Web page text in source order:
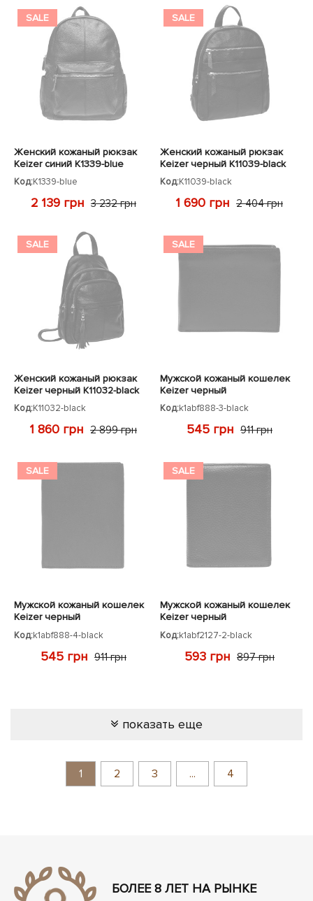
SALE
Женский кожаный рюкзак
Keizer синий K1339-blue
Код:K1339-blue
2 139 грн 3 232 грн
SALE
Женский кожаный рюкзак
Keizer черный K11039-black
Код:K11039-black
1 690 грн 2 404 грн
SALE
Женский кожаный рюкзак
Keizer черный K11032-black
Код:K11032-black
1 860 грн 2 899 грн
SALE
Мужской кожаный кошелек
Keizer черный
Код:k1abf888-3-black
545 грн 911 грн
SALE
Мужской кожаный кошелек
Keizer черный
Код:k1abf888-4-black
545 грн 911 грн
SALE
Мужской кожаный кошелек
Keizer черный
Код:k1abf2127-2-black
593 грн 897 грн
показать еще
1 2 3 ... 4
БОЛЕЕ 8 ЛЕТ НА РЫНКЕ